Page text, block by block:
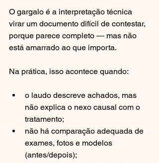
O gargalo é a interpretação técnica
virar um documento difícil de contestar,
porque parece completo — mas não
está amarrado ao que importa.
Na prática, isso acontece quando:
o laudo descreve achados, mas
não explica o nexo causal com o
tratamento;
não há comparação adequada de
exames, fotos e modelos
(antes/depois);